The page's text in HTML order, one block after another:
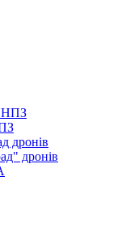
дронів